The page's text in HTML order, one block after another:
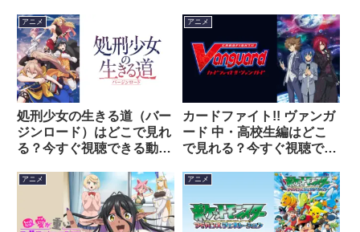
アニメ
処刑少女の生きる道（バー
ジンロード）はどこで見れ
る？今すぐ視聴できる動画
アニメ
カードファイト!! ヴァンガ
ード 中・高校生編はどこ
で見れる？今すぐ視聴でき
介！
アニメ アニメ